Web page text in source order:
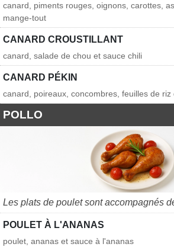
canard, piments rouges, oignons, carottes,
mange-tout
CANARD CROUSTILLANT
canard, salade de chou et sauce chili
CANARD PÉKIN
canard, poireaux, concombres, feuilles de riz
POLLO
Les plats de poulet sont accompagnés
POULET À L'ANANAS
poulet, ananas et sauce à l'ananas